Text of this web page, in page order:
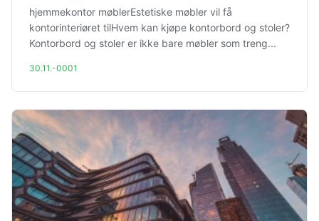
hjemmekontor møblerEstetiske møbler vil få
kontorinteriøret tilHvem kan kjøpe kontorbord og stoler?
Kontorbord og stoler er ikke bare møbler som treng...
30.11.-0001